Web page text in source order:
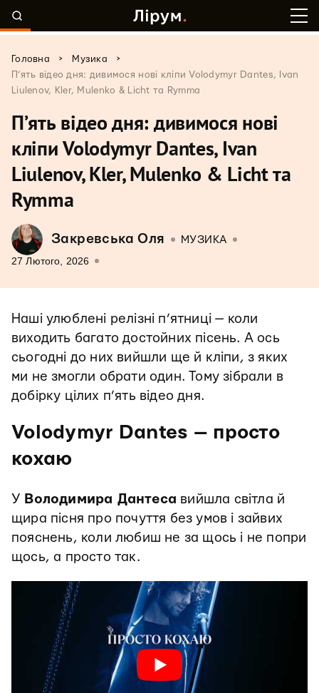
Головна > Музика
>
П’ять відео дня: дивимося нові кліпи Volodymyr Dantes, Ivan
Liulenov, Kler, Mulenko & Licht та Rymma
П’ять відео дня: дивимося нові
кліпи Volodymyr Dantes, Ivan
Liulenov, Kler, Mulenko & Licht та
Rymma
Закревська Оля МУЗИКА
27 Лютого, 2026
Наші улюблені релізні п’ятниці — коли
виходить багато достойних пісень. А ось
сьогодні до них вийшли ще й кліпи, з яких
ми не змогли обрати один. Тому зібрали в
добірку цілих п’ять відео дня.
Volodymyr Dantes — просто
кохаю
У Володимира Дантеса вийшла світла й
щира пісня про почуття без умов і зайвих
пояснень, коли любиш не за щось і не попри
щось, а просто так.